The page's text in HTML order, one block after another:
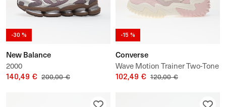
-30 %
New Balance
2000
140,49 € 200,00 €
-15 %
Converse
​Wave Motion Trainer Two-Tone
102,49 € 120,00 €